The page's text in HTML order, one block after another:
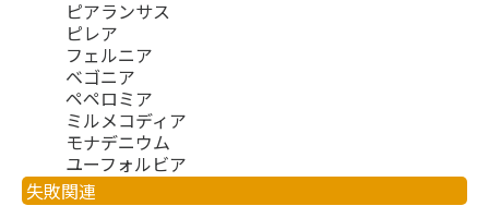
ピアランサス
ピレア
フェルニア
ベゴニア
ペペロミア
ミルメコディア
モナデニウム
ユーフォルビア
失敗関連